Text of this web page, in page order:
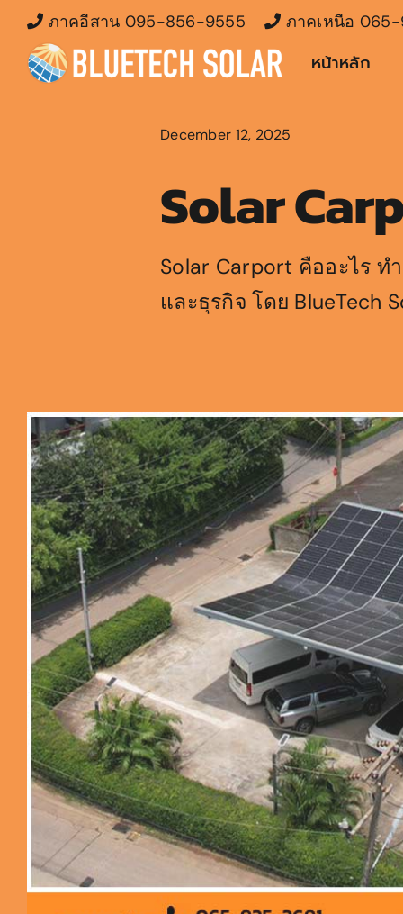
content
ภาคอีสาน 095-856-9555 ภาคเหนือ 065-
หน้าหลัก
December 12, 2025
Solar
Solar Carport คืออะไร ท
และธุรกิจ โดย BlueTech